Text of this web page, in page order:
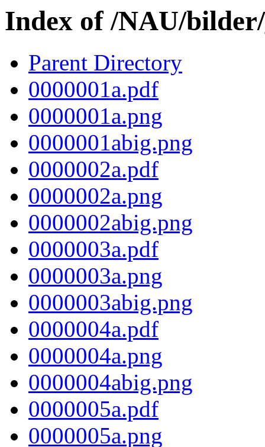
Index of /NAU/
Parent Directory
0000001a.pdf
0000001a.png
0000001abig.png
0000002a.pdf
0000002a.png
0000002abig.png
0000003a.pdf
0000003a.png
0000003abig.png
0000004a.pdf
0000004a.png
0000004abig.png
0000005a.pdf
0000005a.png